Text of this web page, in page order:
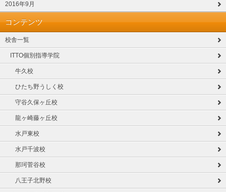
2016年9月
コンテンツ
校舎一覧
ITTO個別指導学院
牛久校
ひたち野うしく校
守谷久保ヶ丘校
龍ヶ崎藤ヶ丘校
水戸東校
水戸千波校
那珂菅谷校
八王子北野校